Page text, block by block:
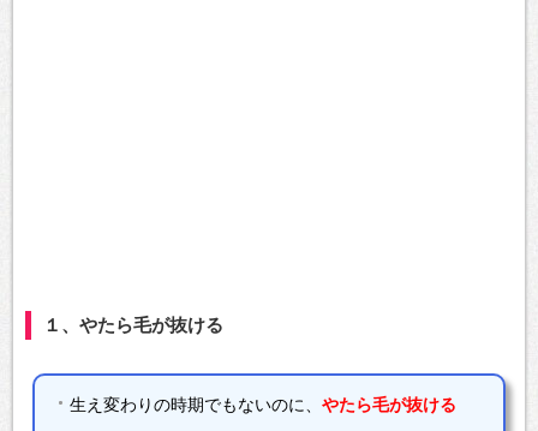
１、やたら毛が抜ける
生え変わりの時期でもないのに、 やたら毛が抜ける